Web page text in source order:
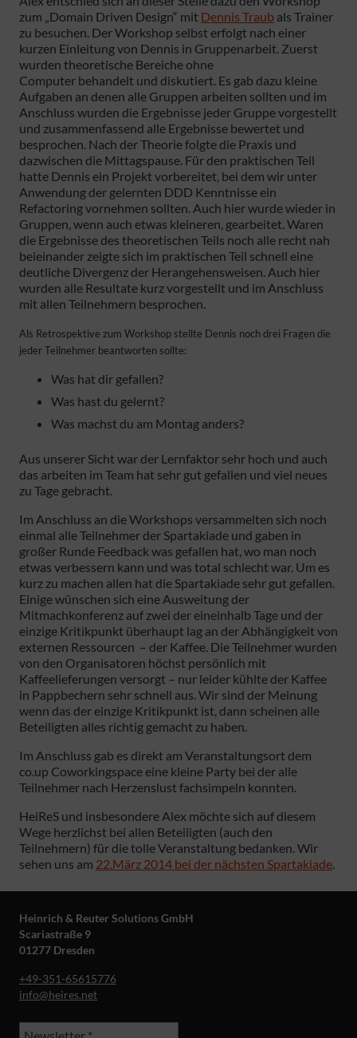
zum „Domain Driven Design“ mit Dennis Traub als Trainer
zu besuchen. Der Workshop selbst erfolgt nach einer
kurzen Einleitung von Dennis in Gruppenarbeit. Zuerst
wurden theoretische Bereiche ohne
Computer behandelt und diskutiert. Es gab dazu kleine
Aufgaben an denen alle Gruppen arbeiten sollten und im
Anschluss wurden die Ergebnisse jeder Gruppe vorgestellt
und zusammenfassend alle Ergebnisse bewertet und
besprochen. Nach der Theorie folgte die Praxis und
dazwischen die Mittagspause. Für den praktischen Teil
hatte Dennis ein Projekt vorbereitet, bei dem wir unter
Anwendung der gelernten DDD Kenntnisse ein
Refactoring vornehmen sollten. Auch hier wurde wieder in
Gruppen, wenn auch etwas kleineren, gearbeitet. Waren
die Ergebnisse des theoretischen Teils noch alle recht nah
beieinander zeigte sich im praktischen Teil schnell eine
deutliche Divergenz der Herangehensweisen. Auch hier
wurden alle Resultate kurz vorgestellt und im Anschluss
mit allen Teilnehmern besprochen.
Als Retrospektive zum Workshop stellte Dennis noch drei Fragen die
jeder Teilnehmer beantworten sollte:
Was hat dir gefallen?
Was hast du gelernt?
Was machst du am Montag anders?
Aus unserer Sicht war der Lernfaktor sehr hoch und auch
das arbeiten im Team hat sehr gut gefallen und viel neues
zu Tage gebracht.
Im Anschluss an die Workshops versammelten sich noch
einmal alle Teilnehmer der Spartakiade und gaben in
großer Runde Feedback was gefallen hat, wo man noch
etwas verbessern kann und was total schlecht war. Um es
kurz zu machen allen hat die Spartakiade sehr gut gefallen.
Einige wünschen sich eine Ausweitung der
Mitmachkonferenz auf zwei der eineinhalb Tage und der
einzige Kritikpunkt überhaupt lag an der Abhängigkeit von
externen Ressourcen – der Kaffee. Die Teilnehmer wurden
von den Organisatoren höchst persönlich mit
Kaffeelieferungen versorgt – nur leider kühlte der Kaffee
in Pappbechern sehr schnell aus. Wir sind der Meinung
wenn das der einzige Kritikpunkt ist, dann scheinen alle
Beteiligten alles richtig gemacht zu haben.
Im Anschluss gab es direkt am Veranstaltungsort dem
co.up Coworkingspace eine kleine Party bei der alle
Teilnehmer nach Herzenslust fachsimpeln konnten.
HeiReS und insbesondere Alex möchte sich auf diesem
Wege herzlichst bei allen Beteiligten (auch den
Teilnehmern) für die tolle Veranstaltung bedanken. Wir
sehen uns am 22.März 2014 bei der nächsten Spartakiade.
Heinrich & Reuter Solutions GmbH
Scariastraße 9
01277 Dresden
+49-351-65615776
info@heires.net